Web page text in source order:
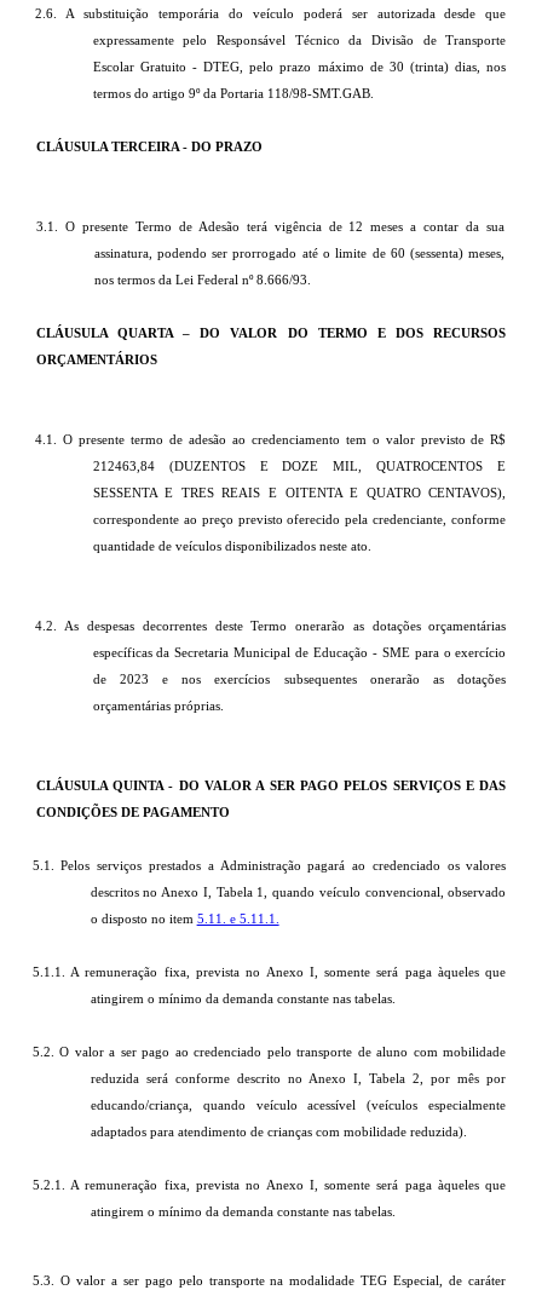
2.6. A substituição temporária do veículo poderá ser autorizada desde que
expressamente pelo Responsável Técnico da Divisão de Transporte
Escolar Gratuito - DTEG, pelo prazo máximo de 30 (trinta) dias, nos
termos do artigo 9º da Portaria 118/98-SMT.GAB.
CLÁUSULA TERCEIRA - DO PRAZO
3.1. O presente Termo de Adesão terá vigência de 12 meses a contar da sua
assinatura, podendo ser prorrogado até o limite de 60 (sessenta) meses,
nos termos da Lei Federal nº 8.666/93.
CLÁUSULA QUARTA – DO VALOR DO TERMO E DOS RECURSOS
ORÇAMENTÁRIOS
4.1. O presente termo de adesão ao credenciamento tem o valor previsto de R$
212463,84(DUZENTOS E DOZE MIL, QUATROCENTOS E
SESSENTA E TRES REAIS E OITENTA E QUATRO CENTAVOS),
correspondente ao preço previsto oferecido pela credenciante, conforme
quantidade de veículos disponibilizados neste ato.
4.2. As despesas decorrentes deste Termo onerarão as dotações orçamentárias
específicas da Secretaria Municipal de Educação - SME para o exercício
de 2023 e nos exercícios subsequentes onerarão as dotações
orçamentárias próprias.
CLÁUSULA QUINTA - DO VALOR A SER PAGO PELOS SERVIÇOS E DAS
CONDIÇÕES DE PAGAMENTO
5.1. Pelos serviços prestados a Administração pagará ao credenciado os valores
descritos no Anexo I, Tabela 1, quando veículo convencional, observado
o disposto no item 5.11. e 5.11.1.
5.1.1. A remuneração fixa, prevista no Anexo I, somente será paga àqueles que
atingirem o mínimo da demanda constante nas tabelas.
5.2. O valor a ser pago ao credenciado pelo transporte de aluno com mobilidade
reduzida será conforme descrito no Anexo I, Tabela 2, por mês por
educando/criança, quando veículo acessível (veículos especialmente
adaptados para atendimento de crianças com mobilidade reduzida).
5.2.1. A remuneração fixa, prevista no Anexo I, somente será paga àqueles que
atingirem o mínimo da demanda constante nas tabelas.
5.3. O valor a ser pago pelo transporte na modalidade TEG Especial, de caráter